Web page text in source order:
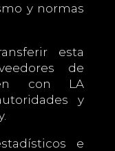
y normas
esta
de
con LA
y
e